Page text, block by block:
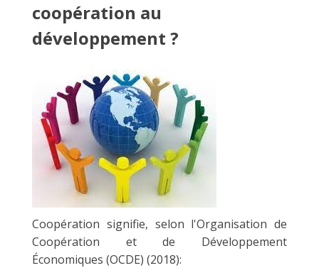
coopération au
développement ?
Coopération signifie, selon l'Organisation de
Coopération et de Développement
Économiques (OCDE) (2018):